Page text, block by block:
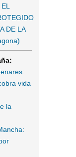
DE LA
vida
la